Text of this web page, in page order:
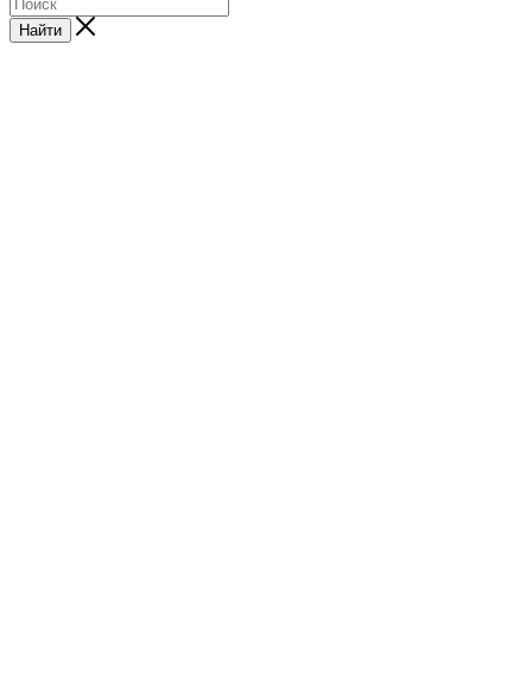
Найти